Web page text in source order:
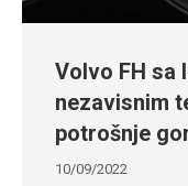
Volvo FH sa
nezavisnim
potrošnje
10/09/2022